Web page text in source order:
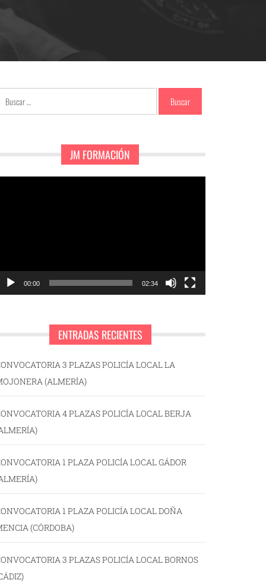
Buscar:
JM FORMACIÓN
00:00 02:34
ENTRADAS RECIENTES
3 PLAZAS POLICÍA LOCAL LA
(ALMERÍA)
4 PLAZAS POLICÍA LOCAL BERJA
1 PLAZA POLICÍA LOCAL GÁDOR
1 PLAZA POLICÍA LOCAL DOÑA
(CÓRDOBA)
3 PLAZAS POLICÍA LOCAL BORNOS